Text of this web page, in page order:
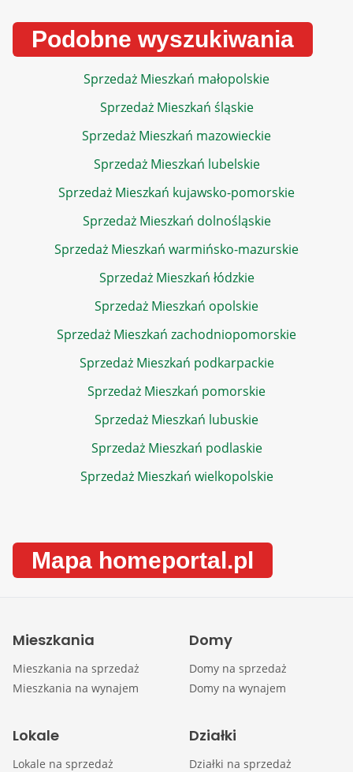
Podobne wyszukiwania
Sprzedaż Mieszkań małopolskie
Sprzedaż Mieszkań śląskie
Sprzedaż Mieszkań mazowieckie
Sprzedaż Mieszkań lubelskie
Sprzedaż Mieszkań kujawsko-pomorskie
Sprzedaż Mieszkań dolnośląskie
Sprzedaż Mieszkań warmińsko-mazurskie
Sprzedaż Mieszkań łódzkie
Sprzedaż Mieszkań opolskie
Sprzedaż Mieszkań zachodniopomorskie
Sprzedaż Mieszkań podkarpackie
Sprzedaż Mieszkań pomorskie
Sprzedaż Mieszkań lubuskie
Sprzedaż Mieszkań podlaskie
Sprzedaż Mieszkań wielkopolskie
Mapa homeportal.pl
Mieszkania
Mieszkania na sprzedaż
Mieszkania na wynajem
Domy
Domy na sprzedaż
Domy na wynajem
Lokale
Lokale na sprzedaż
Działki
Działki na sprzedaż